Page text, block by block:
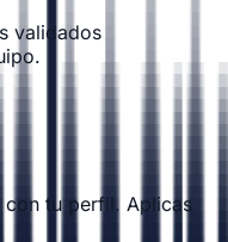
validados
con tu perfil. Aplicas